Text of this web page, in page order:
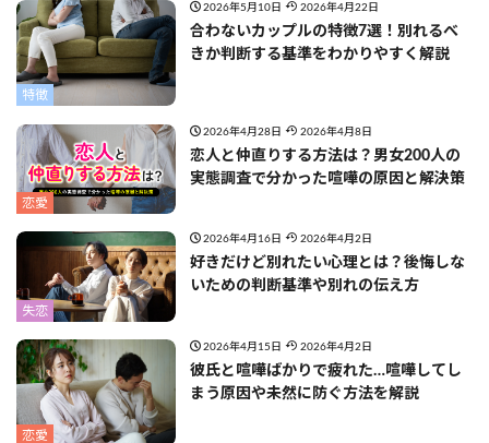
特徴
2026年5月10日 2026年4月22日
合わないカップルの特徴7選！別れるべ
きか判断する基準をわかりやすく解説
恋愛
2026年4月28日 2026年4月8日
恋人と仲直りする方法は？男女200人の
実態調査で分かった喧嘩の原因と解決策
失恋
2026年4月16日 2026年4月2日
好きだけど別れたい心理とは？後悔しな
いための判断基準や別れの伝え方
恋愛
2026年4月15日 2026年4月2日
彼氏と喧嘩ばかりで疲れた…喧嘩してし
まう原因や未然に防ぐ方法を解説